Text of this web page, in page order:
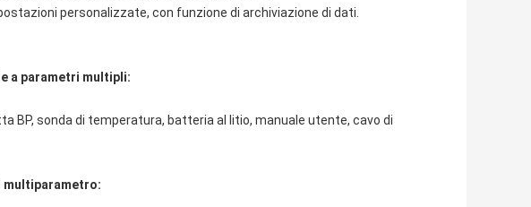
personalizzate, con funzione di archiviazione di dati.
a parametri multipli:
BP, sonda di temperatura, batteria al litio, manuale utente, cavo di
multiparametro: